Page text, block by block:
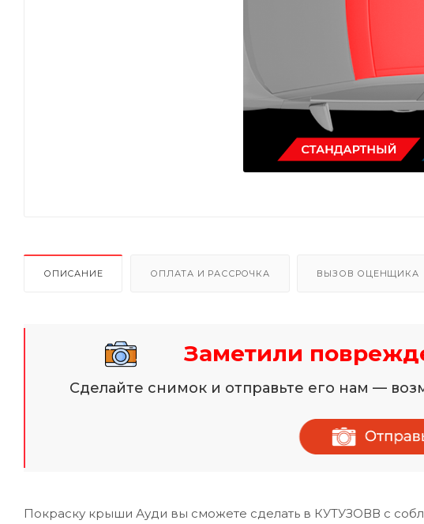
ОПИСАНИЕ ОПЛАТА И РАССРОЧКА ВЫЗОВ ОЦЕНЩИКА
Заметили
Сделайте снимок и отправьте его нам —
Покраску крыши Ауди вы сможете сделать в КУТУЗОВВ с